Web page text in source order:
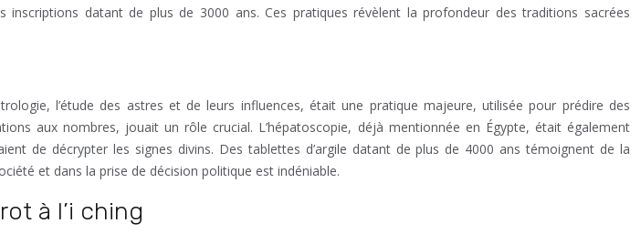
datant de plus de 3000 ans. Ces pratiques révèlent la profondeur des traditions sacrées
l’étude des astres et de leurs influences, était une pratique majeure, utilisée pour prédire des
aux nombres, jouait un rôle crucial. L’hépatoscopie, déjà mentionnée en Égypte, était également
de décrypter les signes divins. Des tablettes d’argile datant de plus de 4000 ans témoignent de la
et dans la prise de décision politique est indéniable.
à l’i ching